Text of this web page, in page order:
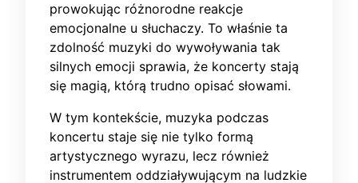
prowokując różnorodne reakcje
emocjonalne u słuchaczy. To właśnie ta
zdolność muzyki do wywoływania tak
silnych emocji sprawia, że koncerty stają
się magią, którą trudno opisać słowami.
W tym kontekście, muzyka podczas
koncertu staje się nie tylko formą
artystycznego wyrazu, lecz również
instrumentem oddziaływującym na ludzkie